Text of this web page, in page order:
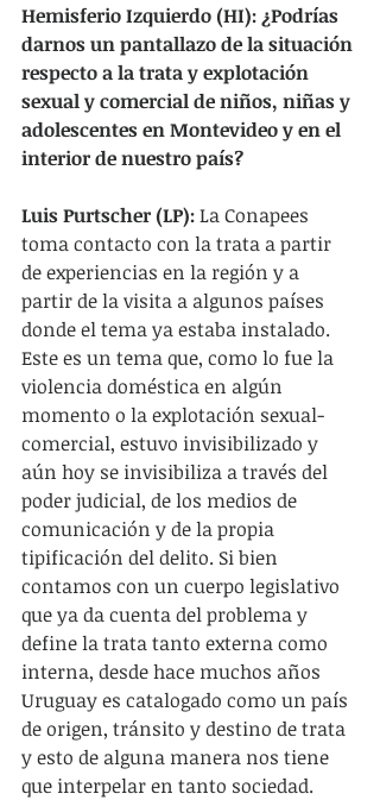
Hemisferio Izquierdo (HI): ¿Podrías
darnos un pantallazo de la situación
respecto a la trata y explotación
sexual y comercial de niños, niñas y
adolescentes en Montevideo y en el
interior de nuestro país?
Luis Purtscher (LP): La Conapees
toma contacto con la trata a partir
de experiencias en la región y a
partir de la visita a algunos países
donde el tema ya estaba instalado.
Este es un tema que, como lo fue la
violencia doméstica en algún
momento o la explotación sexual-
comercial, estuvo invisibilizado y
aún hoy se invisibiliza a través del
poder judicial, de los medios de
comunicación y de la propia
tipificación del delito. Si bien
contamos con un cuerpo legislativo
que ya da cuenta del problema y
define la trata tanto externa como
interna, desde hace muchos años
Uruguay es catalogado como un país
de origen, tránsito y destino de trata
y esto de alguna manera nos tiene
que interpelar en tanto sociedad.